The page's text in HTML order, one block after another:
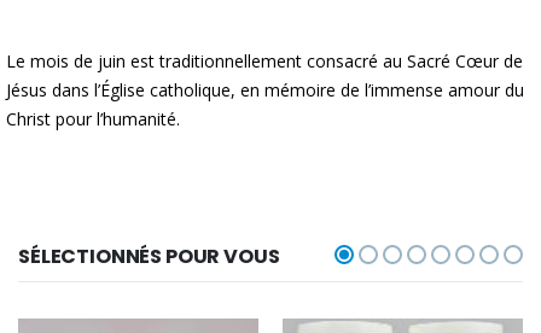
Le mois de juin est traditionnellement consacré au Sacré Cœur de
Jésus dans l’Église catholique, en mémoire de l’immense amour du
Christ pour l’humanité.
SÉLECTIONNÉS POUR VOUS